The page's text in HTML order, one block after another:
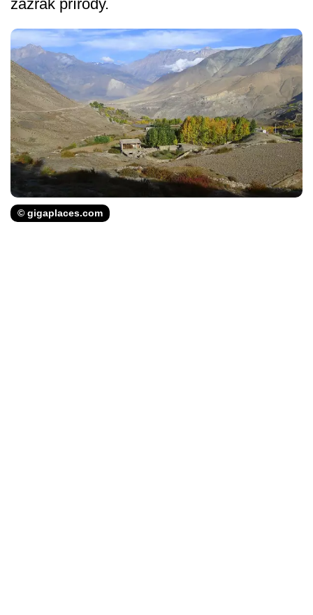
zázrak přírody.
© gigaplaces.com